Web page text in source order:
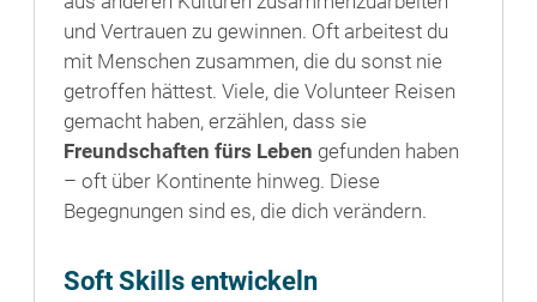
und Vertrauen zu gewinnen. Oft arbeitest du
mit Menschen zusammen, die du sonst nie
getroffen hättest. Viele, die Volunteer Reisen
gemacht haben, erzählen, dass sie
Freundschaften fürs Leben gefunden haben
– oft über Kontinente hinweg. Diese
Begegnungen sind es, die dich verändern.
Soft Skills entwickeln